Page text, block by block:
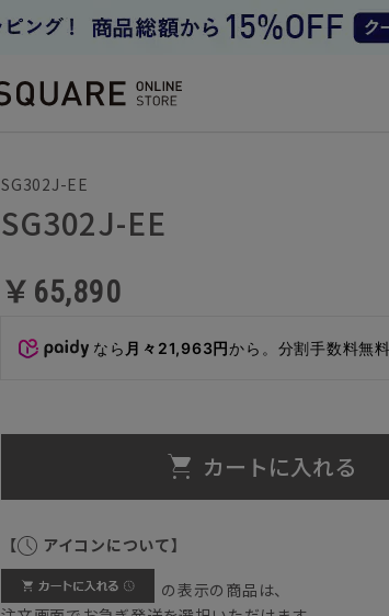
SG302J-EE
SG302J-EE
￥65,890
なら 月々21,963円から。分割手数料無料
カートに入れる
【 アイコンについて】
の表示の商品は、